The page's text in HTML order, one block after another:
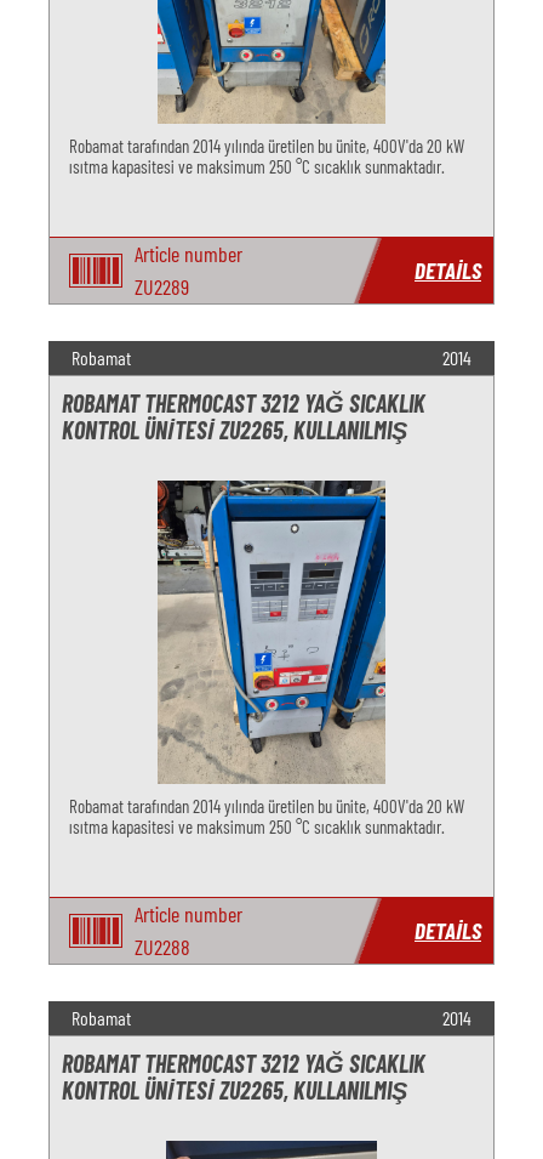
Robamat tarafından 2014 yılında üretilen bu ünite, 400V'da 20 kW
ısıtma kapasitesi ve maksimum 250 °C sıcaklık sunmaktadır.
Article number
ZU2289
DETAILS
Robamat 2014
ROBAMAT THERMOCAST 3212 YAĞ SICAKLIK
KONTROL ÜNITESI ZU2265, KULLANILMIŞ
Robamat tarafından 2014 yılında üretilen bu ünite, 400V'da 20 kW
ısıtma kapasitesi ve maksimum 250 °C sıcaklık sunmaktadır.
Article number
ZU2288
DETAILS
Robamat 2014
ROBAMAT THERMOCAST 3212 YAĞ SICAKLIK
KONTROL ÜNITESI ZU2265, KULLANILMIŞ